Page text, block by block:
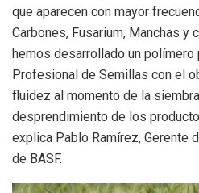
que aparecen con mayor
Carbones, Fusarium, Manchas y
hemos desarrollado un polímero
Profesional de Semillas con el
fluidez al momento de la
desprendimiento de los
explica Pablo Ramírez, Gerente
de BASF.